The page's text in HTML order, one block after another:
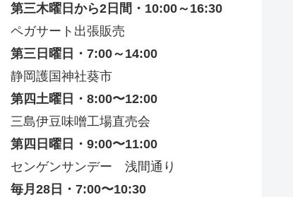
第三木曜日から2日間・10:00～16:30
ペガサート出張販売
第三日曜日・7:00～14:00
静岡護国神社葵市
第四土曜日・8:00〜12:00
三島伊豆味噌工場直売会
第四日曜日・9:00〜11:00
センゲンサンデー 浅間通り
毎月28日・7:00〜10:30